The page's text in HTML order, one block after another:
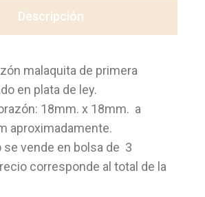
Descripción
malaquita de primera
en plata de ley.
18mm. x 18mm. a
aproximadamente.
se vende en bolsa de 3
corresponde al total de la